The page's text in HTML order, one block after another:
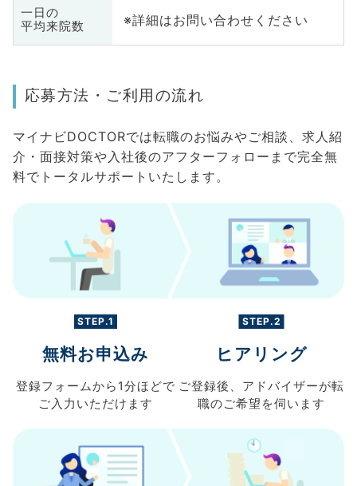
一日の
平均来院数
※詳細はお問い合わせください
応募方法・ご利用の流れ
マイナビDOCTORでは転職のお悩みやご相談、求人紹
介・面接対策や入社後のアフターフォローまで完全無
料でトータルサポートいたします。
STEP.1
無料お申込み
登録フォームから 1分ほどで
ご入力 いただけます
STEP.2
ヒアリング
ご登録後、 アドバイザーが転
職のご希望を伺います